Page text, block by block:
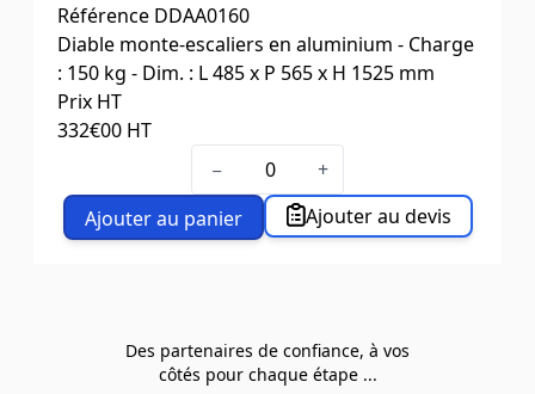
Référence DDAA0160
Diable monte-escaliers en aluminium - Charge
: 150 kg - Dim. : L 485 x P 565 x H 1525 mm
Prix HT
332€00 HT
−
+
Ajouter au panier
Ajouter au devis
Des partenaires de confiance, à vos
côtés pour chaque étape ...